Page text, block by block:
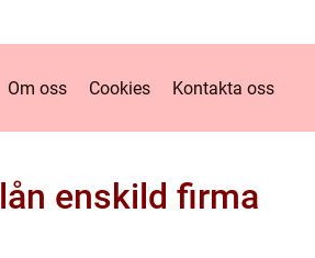
Om oss Cookies Kontakta oss
lån enskild firma